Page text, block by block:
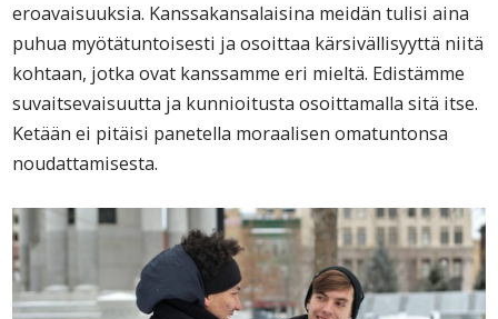
eroavaisuuksia. Kanssakansalaisina meidän tulisi aina
puhua myötätuntoisesti ja osoittaa kärsivällisyyttä niitä
kohtaan, jotka ovat kanssamme eri mieltä. Edistämme
suvaitsevaisuutta ja kunnioitusta osoittamalla sitä itse.
Ketään ei pitäisi panetella moraalisen omatuntonsa
noudattamisesta.